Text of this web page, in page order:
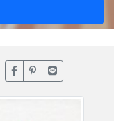
臉書分享(另開新視窗)
噗浪分享(另開新
Line分享(另